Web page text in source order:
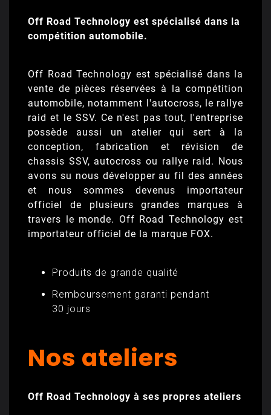
Off Road Technology est spécialisé dans la
compétition automobile.
Off Road Technology est spécialisé dans la
vente de pièces réservées à la compétition
automobile, notamment l'autocross, le rallye
raid et le SSV. Ce n'est pas tout, l'entreprise
possède aussi un atelier qui sert à la
conception, fabrication et révision de
chassis SSV, autocross ou rallye raid. Nous
avons su nous développer au fil des années
et nous sommes devenus importateur
officiel de plusieurs grandes marques à
travers le monde. Off Road Technology est
importateur officiel de la marque FOX.
Produits de grande qualité
Remboursement garanti pendant
30 jours
Nos ateliers
Off Road Technology à ses propres ateliers